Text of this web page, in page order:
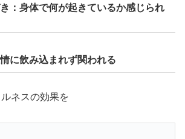
：身体で何が起きているか感じられ
に飲み込まれず関われる
ネスの効果を